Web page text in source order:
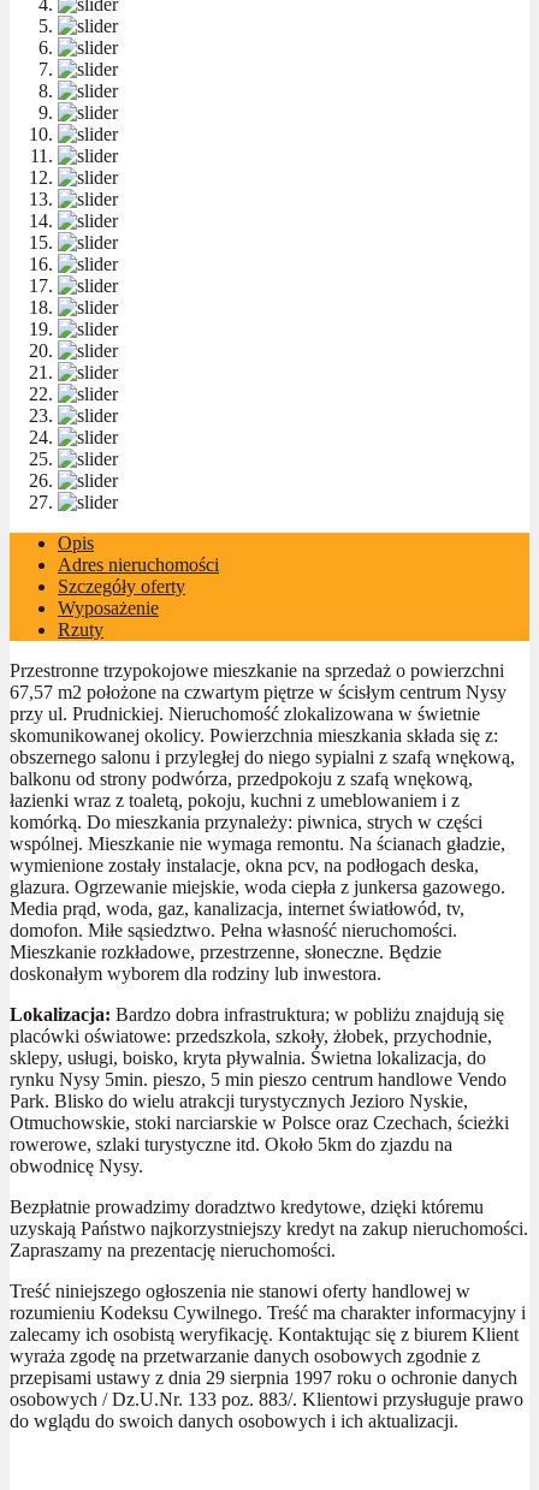
Opis
Adres nieruchomości
Szczegóły oferty
Wyposażenie
Rzuty
Przestronne trzypokojowe mieszkanie na sprzedaż o powierzchni
67,57 m2 położone na czwartym piętrze w ścisłym centrum Nysy
przy ul. Prudnickiej. Nieruchomość zlokalizowana w świetnie
skomunikowanej okolicy. Powierzchnia mieszkania składa się z:
obszernego salonu i przyległej do niego sypialni z szafą wnękową,
balkonu od strony podwórza, przedpokoju z szafą wnękową,
łazienki wraz z toaletą, pokoju, kuchni z umeblowaniem i z
komórką. Do mieszkania przynależy: piwnica, strych w części
wspólnej. Mieszkanie nie wymaga remontu. Na ścianach gładzie,
wymienione zostały instalacje, okna pcv, na podłogach deska,
glazura. Ogrzewanie miejskie, woda ciepła z junkersa gazowego.
Media prąd, woda, gaz, kanalizacja, internet światłowód, tv,
domofon. Miłe sąsiedztwo. Pełna własność nieruchomości.
Mieszkanie rozkładowe, przestrzenne, słoneczne. Będzie
doskonałym wyborem dla rodziny lub inwestora.
Lokalizacja: Bardzo dobra infrastruktura; w pobliżu znajdują się
placówki oświatowe: przedszkola, szkoły, żłobek, przychodnie,
sklepy, usługi, boisko, kryta pływalnia. Świetna lokalizacja, do
rynku Nysy 5min. pieszo, 5 min pieszo centrum handlowe Vendo
Park. Blisko do wielu atrakcji turystycznych Jezioro Nyskie,
Otmuchowskie, stoki narciarskie w Polsce oraz Czechach, ścieżki
rowerowe, szlaki turystyczne itd. Około 5km do zjazdu na
obwodnicę Nysy.
Bezpłatnie prowadzimy doradztwo kredytowe, dzięki któremu
uzyskają Państwo najkorzystniejszy kredyt na zakup nieruchomości.
Zapraszamy na prezentację nieruchomości.
Treść niniejszego ogłoszenia nie stanowi oferty handlowej w
rozumieniu Kodeksu Cywilnego. Treść ma charakter informacyjny i
zalecamy ich osobistą weryfikację. Kontaktując się z biurem Klient
wyraża zgodę na przetwarzanie danych osobowych zgodnie z
przepisami ustawy z dnia 29 sierpnia 1997 roku o ochronie danych
osobowych / Dz.U.Nr. 133 poz. 883/. Klientowi przysługuje prawo
do wglądu do swoich danych osobowych i ich aktualizacji.